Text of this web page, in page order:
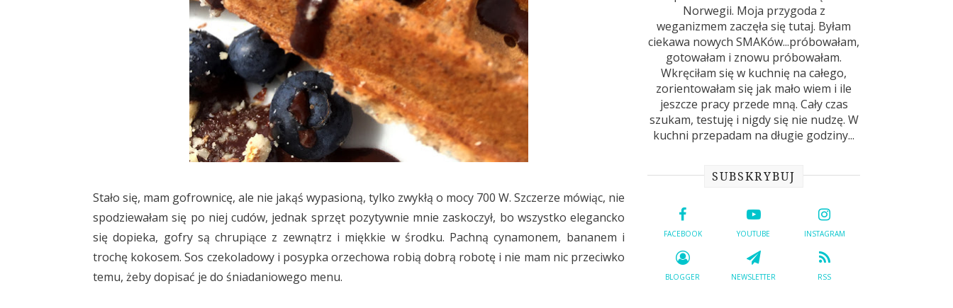
Stało się, mam gofrownicę, ale nie jakąś wypasioną, tylko zwykłą o mocy 700 W. Szczerze mówiąc, nie
spodziewałam się po niej cudów, jednak sprzęt pozytywnie mnie zaskoczył, bo wszystko elegancko
się dopieka, gofry są chrupiące z zewnątrz i miękkie w środku. Pachną cynamonem, bananem i
trochę kokosem. Sos czekoladowy i posypka orzechowa robią dobrą robotę i nie mam nic przeciwko
temu, żeby dopisać je do śniadaniowego menu.
Norwegii. Moja przygoda z
weganizmem zaczęła się tutaj. Byłam
ciekawa nowych SMAKów...próbowałam,
gotowałam i znowu próbowałam.
Wkręciłam się w kuchnię na całego,
zorientowałam się jak mało wiem i ile
jeszcze pracy przede mną. Cały czas
szukam, testuję i nigdy się nie nudzę. W
kuchni przepadam na długie godziny...
SUBSKRYBUJ
FACEBOOK YOUTUBE INSTAGRAM
BLOGGER NEWSLETTER RSS